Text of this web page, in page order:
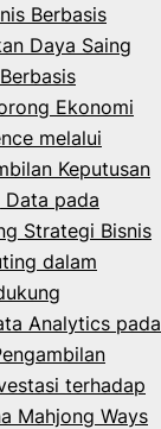
Berbasis
Daya Saing
Ekonomi
melalui
Keputusan
Data pada
Strategi Bisnis
dalam
Analytics pada
terhadap
Mahjong Ways